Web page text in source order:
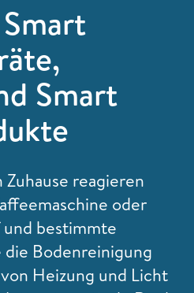
Smart
reagieren
oder
bestimmte
Bodenreinigung
Heizung und Licht